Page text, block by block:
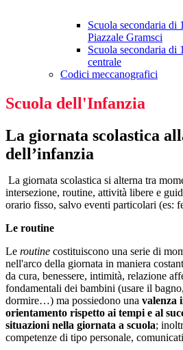
Scuola secondaria di
Piazzale Gramsci
Scuola secondaria di
centrale
Codici meccanografici
Scuola dell'Infanzia
La giornata scolastica
dell’infanzia
La giornata scolastica si alterna tra
intersezione, routine, attività libere e
orario fisso, salvo eventi particolari (es:
Le routine
Le routine costituiscono una serie di
nell'arco della giornata in maniera
da cura, benessere, intimità, relazione
fondamentali dei bambini (usare il
dormire…) ma possiedono una valenza
orientamento rispetto ai tempi e al
situazioni nella giornata a scuola;
competenze di tipo personale,